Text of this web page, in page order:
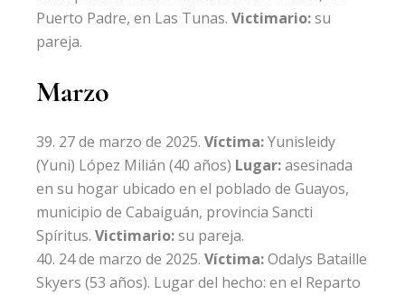
Puerto Padre, en Las Tunas.Victimario:su
pareja.
Marzo
27 de marzo de 2025.Víctima:Yunisleidy
(Yuni) López Milián (40 años) Lugar:asesinada
en su hogar ubicado en el poblado de Guayos,
municipio de Cabaiguán, provincia Sancti
Spíritus.Victimario:su pareja.
24 de marzo de 2025.Víctima:Odalys Bataille
Skyers (53 años). Lugar del hecho: en el Reparto